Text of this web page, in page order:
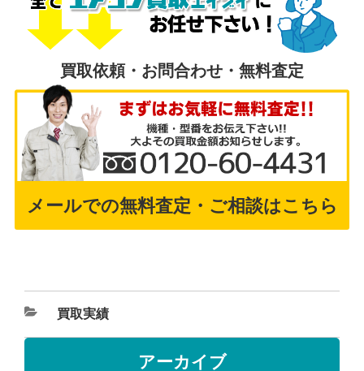
買取依頼・お問合わせ・無料査定
メールでの無料査定・ご相談はこちら
買取実績
アーカイブ